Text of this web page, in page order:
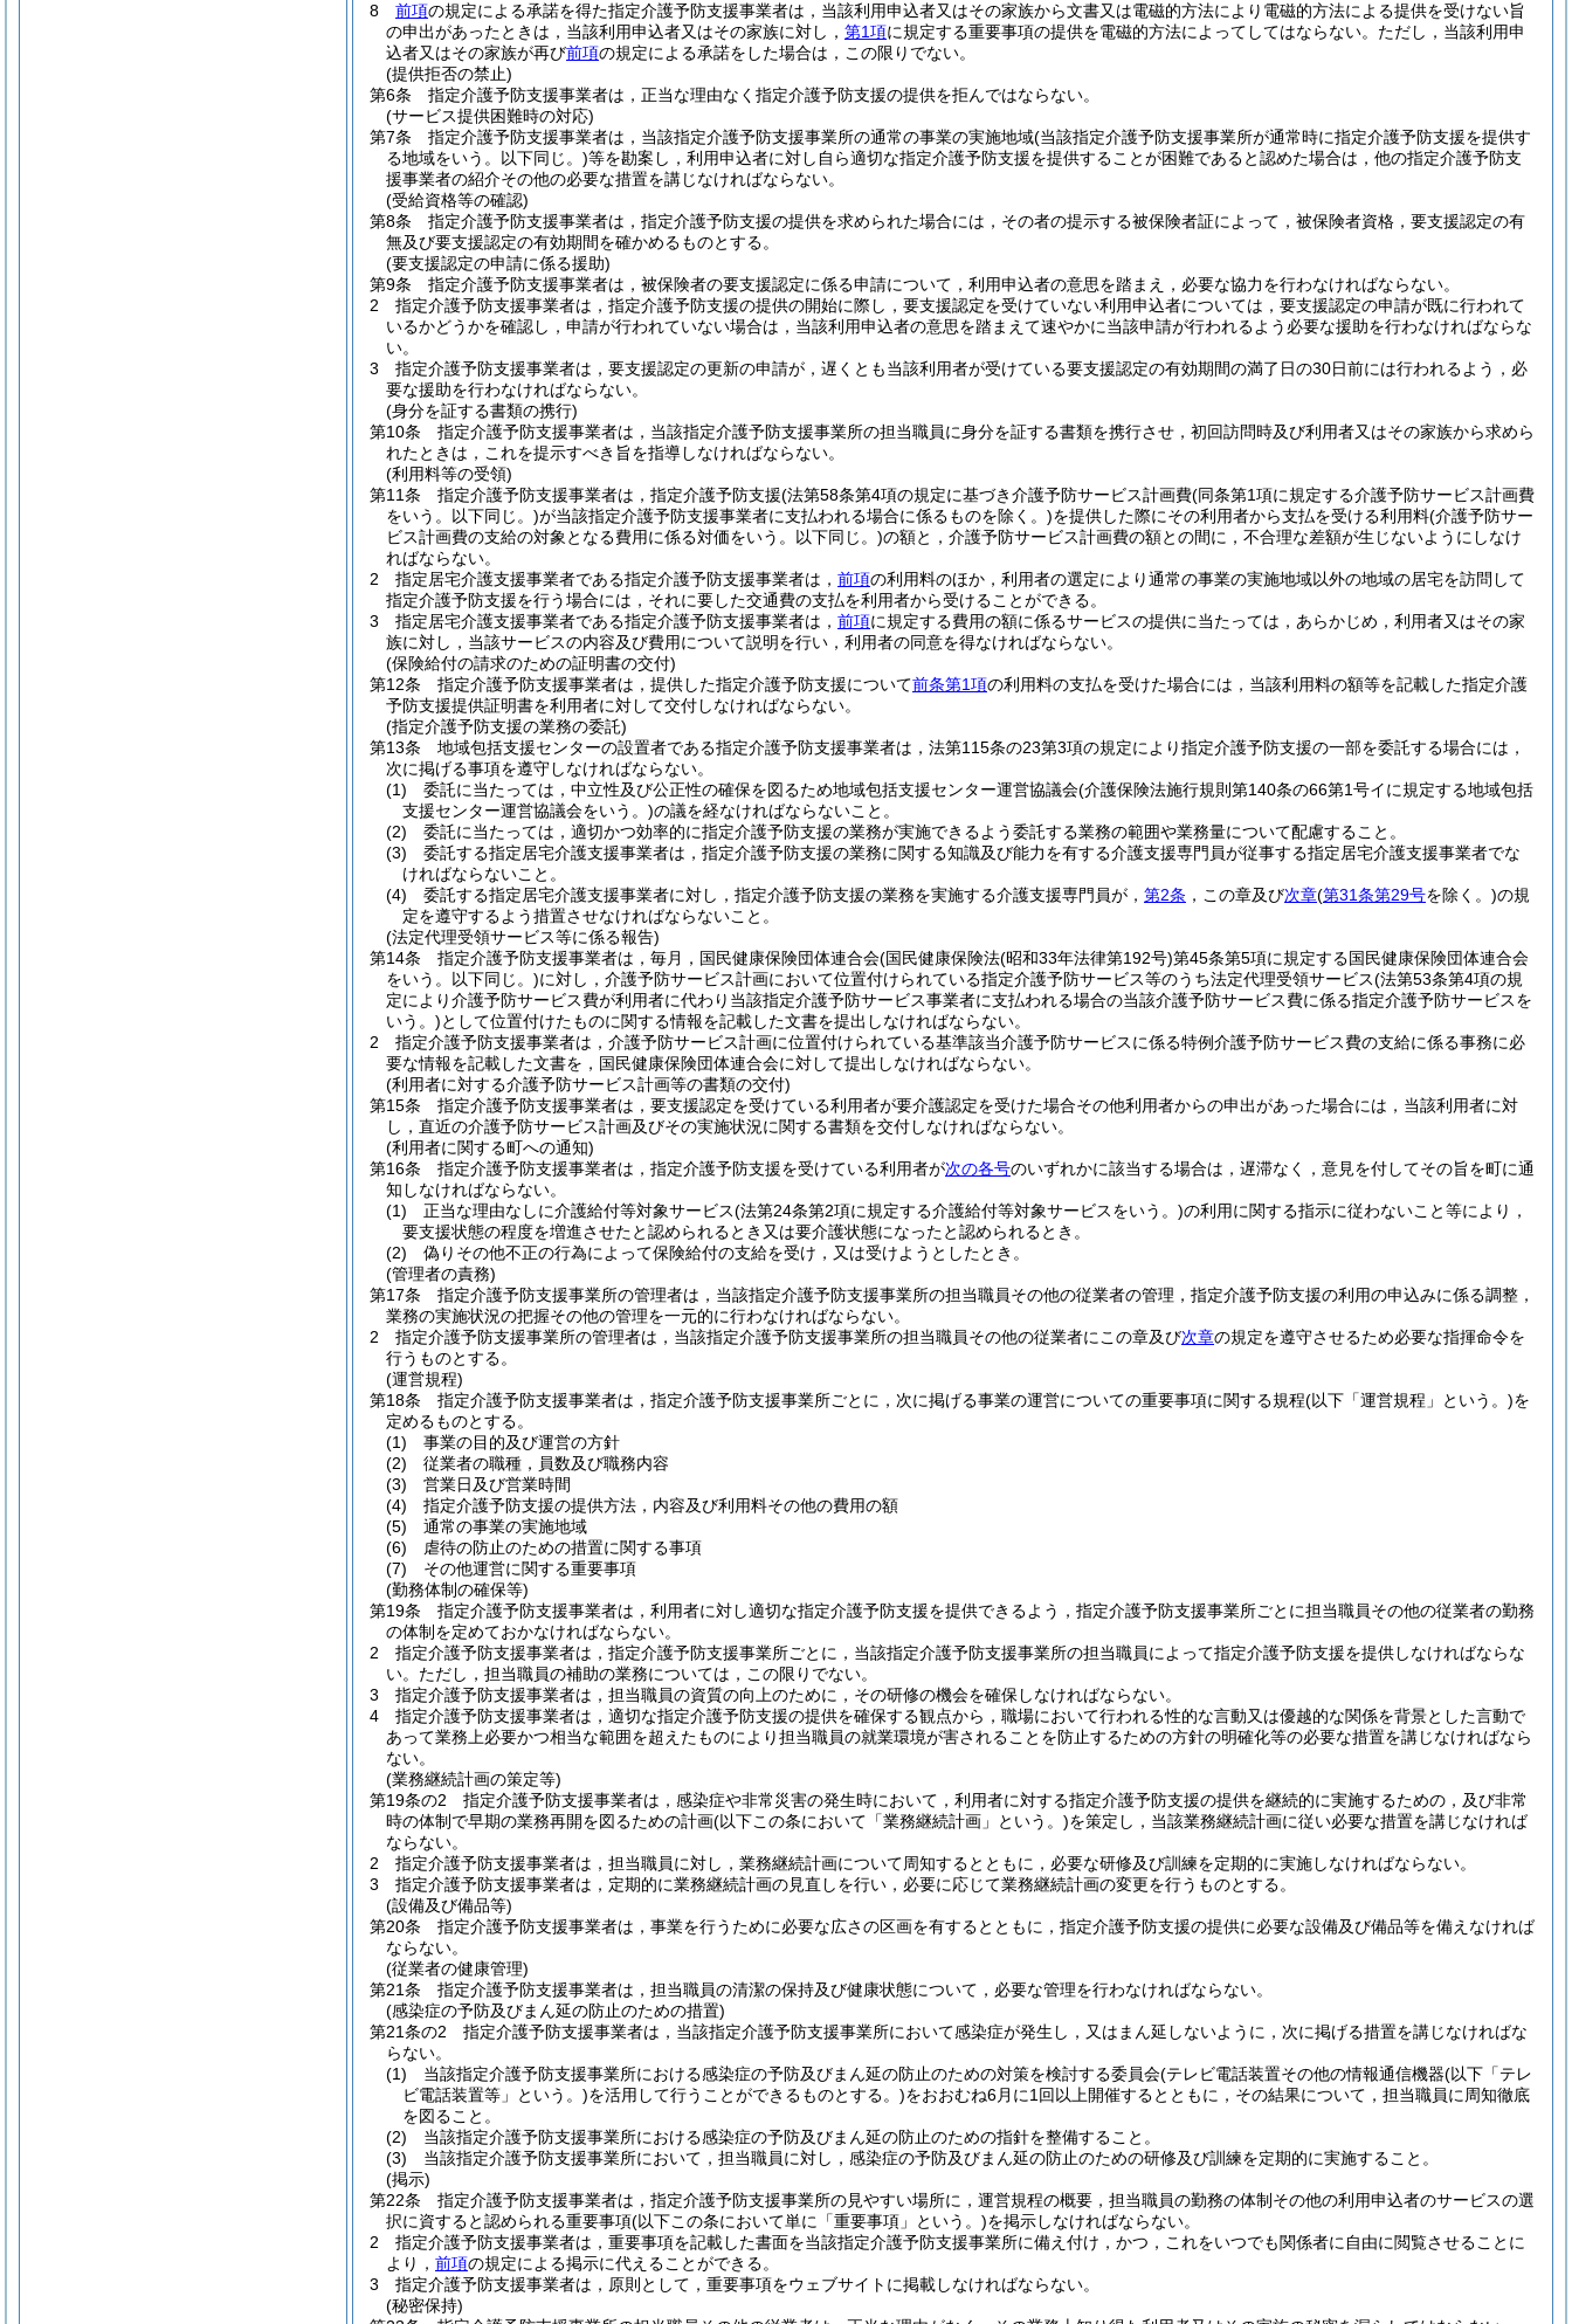
8
前項の規定による承諾を得た指定介護予防支援事業者は，当該利用申込者又はその家族から文書又は電磁的方法により電磁的方法による提供を受けない旨
の申出があったときは，当該利用申込者又はその家族に対し， 第1項に規定する重要事項の提供を電磁的方法によってしてはならない。 ただし，当該利用申
込者又はその家族が再び前項の規定による承諾をした場合は，この限りでない。
(提供拒否の禁止)
第6条
指定介護予防支援事業者は，正当な理由なく指定介護予防支援の提供を拒んではならない。
(サービス提供困難時の対応)
第7条
指定介護予防支援事業者は，当該指定介護予防支援事業所の通常の事業の実施地域(当該指定介護予防支援事業所が通常時に指定介護予防支援を提供す
る地域をいう。以下同じ。)等を勘案し，利用申込者に対し自ら適切な指定介護予防支援を提供することが困難であると認めた場合は，他の指定介護予防支
援事業者の紹介その他の必要な措置を講じなければならない。
(受給資格等の確認)
第8条
指定介護予防支援事業者は，指定介護予防支援の提供を求められた場合には，その者の提示する被保険者証によって，被保険者資格，要支援認定の有
無及び要支援認定の有効期間を確かめるものとする。
(要支援認定の申請に係る援助)
第9条
指定介護予防支援事業者は，被保険者の要支援認定に係る申請について，利用申込者の意思を踏まえ，必要な協力を行わなければならない。
2
指定介護予防支援事業者は，指定介護予防支援の提供の開始に際し，要支援認定を受けていない利用申込者については，要支援認定の申請が既に行われて
いるかどうかを確認し，申請が行われていない場合は，当該利用申込者の意思を踏まえて速やかに当該申請が行われるよう必要な援助を行わなければならな
い。
3
指定介護予防支援事業者は，要支援認定の更新の申請が，遅くとも当該利用者が受けている要支援認定の有効期間の満了日の30日前には行われるよう，必
要な援助を行わなければならない。
(身分を証する書類の携行)
第10条
指定介護予防支援事業者は，当該指定介護予防支援事業所の担当職員に身分を証する書類を携行させ，初回訪問時及び利用者又はその家族から求めら
れたときは，これを提示すべき旨を指導しなければならない。
(利用料等の受領)
第11条
指定介護予防支援事業者は，指定介護予防支援(法第58条第4項の規定に基づき介護予防サービス計画費(同条第1項に規定する介護予防サービス計画費
をいう。以下同じ。)が当該指定介護予防支援事業者に支払われる場合に係るものを除く。)を提供した際にその利用者から支払を受ける利用料(介護予防サー
ビス計画費の支給の対象となる費用に係る対価をいう。以下同じ。)の額と，介護予防サービス計画費の額との間に，不合理な差額が生じないようにしなけ
ればならない。
2
指定居宅介護支援事業者である指定介護予防支援事業者は， 前項の利用料のほか，利用者の選定により通常の事業の実施地域以外の地域の居宅を訪問して
指定介護予防支援を行う場合には，それに要した交通費の支払を利用者から受けることができる。
3
指定居宅介護支援事業者である指定介護予防支援事業者は， 前項に規定する費用の額に係るサービスの提供に当たっては，あらかじめ，利用者又はその家
族に対し，当該サービスの内容及び費用について説明を行い，利用者の同意を得なければならない。
(保険給付の請求のための証明書の交付)
第12条
指定介護予防支援事業者は，提供した指定介護予防支援について前条第1項の利用料の支払を受けた場合には，当該利用料の額等を記載した指定介護
予防支援提供証明書を利用者に対して交付しなければならない。
(指定介護予防支援の業務の委託)
第13条
地域包括支援センターの設置者である指定介護予防支援事業者は，法第115条の23第3項の規定により指定介護予防支援の一部を委託する場合には，
次に掲げる事項を遵守しなければならない。
(1)
委託に当たっては，中立性及び公正性の確保を図るため地域包括支援センター運営協議会(介護保険法施行規則第140条の66第1号イに規定する地域包括
支援センター運営協議会をいう。)の議を経なければならないこと。
(2)
委託に当たっては，適切かつ効率的に指定介護予防支援の業務が実施できるよう委託する業務の範囲や業務量について配慮すること。
(3)
委託する指定居宅介護支援事業者は，指定介護予防支援の業務に関する知識及び能力を有する介護支援専門員が従事する指定居宅介護支援事業者でな
ければならないこと。
(4)
委託する指定居宅介護支援事業者に対し，指定介護予防支援の業務を実施する介護支援専門員が， 第2条 ，この章及び次章(第31条第29号を除く。)の規
定を遵守するよう措置させなければならないこと。
(法定代理受領サービス等に係る報告)
第14条
指定介護予防支援事業者は，毎月，国民健康保険団体連合会(国民健康保険法(昭和33年法律第192号)第45条第5項に規定する国民健康保険団体連合会
をいう。以下同じ。)に対し，介護予防サービス計画において位置付けられている指定介護予防サービス等のうち法定代理受領サービス(法第53条第4項の規
定により介護予防サービス費が利用者に代わり当該指定介護予防サービス事業者に支払われる場合の当該介護予防サービス費に係る指定介護予防サービスを
いう。)として位置付けたものに関する情報を記載した文書を提出しなければならない。
2
指定介護予防支援事業者は，介護予防サービス計画に位置付けられている基準該当介護予防サービスに係る特例介護予防サービス費の支給に係る事務に必
要な情報を記載した文書を，国民健康保険団体連合会に対して提出しなければならない。
(利用者に対する介護予防サービス計画等の書類の交付)
第15条
指定介護予防支援事業者は，要支援認定を受けている利用者が要介護認定を受けた場合その他利用者からの申出があった場合には，当該利用者に対
し，直近の介護予防サービス計画及びその実施状況に関する書類を交付しなければならない。
(利用者に関する町への通知)
第16条
指定介護予防支援事業者は，指定介護予防支援を受けている利用者が次の各号のいずれかに該当する場合は，遅滞なく，意見を付してその旨を町に通
知しなければならない。
(1)
正当な理由なしに介護給付等対象サービス(法第24条第2項に規定する介護給付等対象サービスをいう。)の利用に関する指示に従わないこと等により，
要支援状態の程度を増進させたと認められるとき又は要介護状態になったと認められるとき。
(2)
偽りその他不正の行為によって保険給付の支給を受け，又は受けようとしたとき。
(管理者の責務)
第17条
指定介護予防支援事業所の管理者は，当該指定介護予防支援事業所の担当職員その他の従業者の管理，指定介護予防支援の利用の申込みに係る調整，
業務の実施状況の把握その他の管理を一元的に行わなければならない。
2
指定介護予防支援事業所の管理者は，当該指定介護予防支援事業所の担当職員その他の従業者にこの章及び次章の規定を遵守させるため必要な指揮命令を
行うものとする。
(運営規程)
第18条
指定介護予防支援事業者は，指定介護予防支援事業所ごとに，次に掲げる事業の運営についての重要事項に関する規程(以下「運営規程」という。)を
定めるものとする。
(1)
事業の目的及び運営の方針
(2)
従業者の職種，員数及び職務内容
(3)
営業日及び営業時間
(4)
指定介護予防支援の提供方法，内容及び利用料その他の費用の額
(5)
通常の事業の実施地域
(6)
虐待の防止のための措置に関する事項
(7)
その他運営に関する重要事項
(勤務体制の確保等)
第19条
指定介護予防支援事業者は，利用者に対し適切な指定介護予防支援を提供できるよう，指定介護予防支援事業所ごとに担当職員その他の従業者の勤務
の体制を定めておかなければならない。
2
指定介護予防支援事業者は，指定介護予防支援事業所ごとに，当該指定介護予防支援事業所の担当職員によって指定介護予防支援を提供しなければならな
い。 ただし，担当職員の補助の業務については，この限りでない。
3
指定介護予防支援事業者は，担当職員の資質の向上のために，その研修の機会を確保しなければならない。
4
指定介護予防支援事業者は，適切な指定介護予防支援の提供を確保する観点から，職場において行われる性的な言動又は優越的な関係を背景とした言動で
あって業務上必要かつ相当な範囲を超えたものにより担当職員の就業環境が害されることを防止するための方針の明確化等の必要な措置を講じなければなら
ない。
(業務継続計画の策定等)
第19条の2
指定介護予防支援事業者は，感染症や非常災害の発生時において，利用者に対する指定介護予防支援の提供を継続的に実施するための，及び非常
時の体制で早期の業務再開を図るための計画(以下この条において「業務継続計画」という。)を策定し，当該業務継続計画に従い必要な措置を講じなければ
ならない。
2
指定介護予防支援事業者は，担当職員に対し，業務継続計画について周知するとともに，必要な研修及び訓練を定期的に実施しなければならない。
3
指定介護予防支援事業者は，定期的に業務継続計画の見直しを行い，必要に応じて業務継続計画の変更を行うものとする。
(設備及び備品等)
第20条
指定介護予防支援事業者は，事業を行うために必要な広さの区画を有するとともに，指定介護予防支援の提供に必要な設備及び備品等を備えなければ
ならない。
(従業者の健康管理)
第21条
指定介護予防支援事業者は，担当職員の清潔の保持及び健康状態について，必要な管理を行わなければならない。
(感染症の予防及びまん延の防止のための措置)
第21条の2
指定介護予防支援事業者は，当該指定介護予防支援事業所において感染症が発生し，又はまん延しないように，次に掲げる措置を講じなければな
らない。
(1)
当該指定介護予防支援事業所における感染症の予防及びまん延の防止のための対策を検討する委員会(テレビ電話装置その他の情報通信機器(以下「テレ
ビ電話装置等」という。)を活用して行うことができるものとする。)をおおむね6月に1回以上開催するとともに，その結果について，担当職員に周知徹底
を図ること。
(2)
当該指定介護予防支援事業所における感染症の予防及びまん延の防止のための指針を整備すること。
(3)
当該指定介護予防支援事業所において，担当職員に対し，感染症の予防及びまん延の防止のための研修及び訓練を定期的に実施すること。
(掲示)
第22条
指定介護予防支援事業者は，指定介護予防支援事業所の見やすい場所に，運営規程の概要，担当職員の勤務の体制その他の利用申込者のサービスの選
択に資すると認められる重要事項(以下この条において単に「重要事項」という。)を掲示しなければならない。
2
指定介護予防支援事業者は，重要事項を記載した書面を当該指定介護予防支援事業所に備え付け，かつ，これをいつでも関係者に自由に閲覧させることに
より， 前項の規定による掲示に代えることができる。
3
指定介護予防支援事業者は，原則として，重要事項をウェブサイトに掲載しなければならない。
(秘密保持)